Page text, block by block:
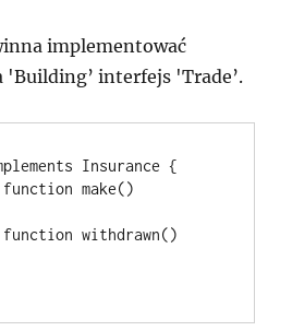
implementować
'Building’ interfejs 'Trade’.
Insurance {